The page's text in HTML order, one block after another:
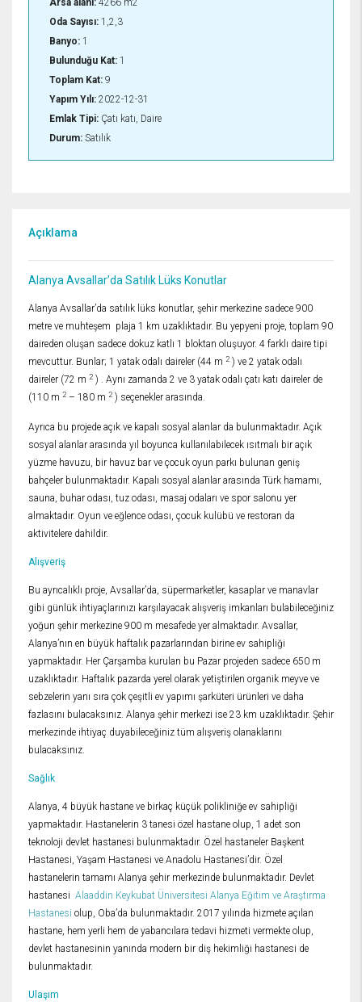
Arsa alanı: 4266 m2
Oda Sayısı: 1,2,3
Banyo: 1
Bulunduğu Kat: 1
Toplam Kat: 9
Yapım Yılı: 2022-12-31
Emlak Tipi: Çatı katı, Daire
Durum: Satılık
Açıklama
Alanya Avsallar’da Satılık Lüks Konutlar
Alanya Avsallar’da satılık lüks konutlar, şehir merkezine sadece 900
metre ve muhteşem plaja 1 km uzaklıktadır. Bu yepyeni proje, toplam 90
daireden oluşan sadece dokuz katlı 1 bloktan oluşuyor. 4 farklı daire tipi
mevcuttur. Bunlar; 1 yatak odalı daireler (44 m 2 ) ve 2 yatak odalı
daireler (72 m 2 ) . Aynı zamanda 2 ve 3 yatak odalı çatı katı daireler de
(110 m 2 – 180 m 2 ) seçenekler arasında.
Ayrıca bu projede açık ve kapalı sosyal alanlar da bulunmaktadır. Açık
sosyal alanlar arasında yıl boyunca kullanılabilecek ısıtmalı bir açık
yüzme havuzu, bir havuz bar ve çocuk oyun parkı bulunan geniş
bahçeler bulunmaktadır. Kapalı sosyal alanlar arasında Türk hamamı,
sauna, buhar odası, tuz odası, masaj odaları ve spor salonu yer
almaktadır. Oyun ve eğlence odası, çocuk kulübü ve restoran da
aktivitelere dahildir.
Alışveriş
Bu ayrıcalıklı proje, Avsallar’da, süpermarketler, kasaplar ve manavlar
gibi günlük ihtiyaçlarınızı karşılayacak alışveriş imkanları bulabileceğiniz
yoğun şehir merkezine 900 m mesafede yer almaktadır. Avsallar,
Alanya’nın en büyük haftalık pazarlarından birine ev sahipliği
yapmaktadır. Her Çarşamba kurulan bu Pazar projeden sadece 650 m
uzaklıktadır. Haftalık pazarda yerel olarak yetiştirilen organik meyve ve
sebzelerin yanı sıra çok çeşitli ev yapımı şarküteri ürünleri ve daha
fazlasını bulacaksınız. Alanya şehir merkezi ise 23 km uzaklıktadır. Şehir
merkezinde ihtiyaç duyabileceğiniz tüm alışveriş olanaklarını
bulacaksınız.
Sağlık
Alanya, 4 büyük hastane ve birkaç küçük polikliniğe ev sahipliği
yapmaktadır. Hastanelerin 3 tanesi özel hastane olup, 1 adet son
teknoloji devlet hastanesi bulunmaktadır. Özel hastaneler Başkent
Hastanesi, Yaşam Hastanesi ve Anadolu Hastanesi’dir. Özel
hastanelerin tamamı Alanya şehir merkezinde bulunmaktadır. Devlet
hastanesi Alaaddin Keykubat Üniversitesi Alanya Eğitim ve Araştırma
Hastanesi olup, Oba’da bulunmaktadır. 2017 yılında hizmete açılan
hastane, hem yerli hem de yabancılara tedavi hizmeti vermekte olup,
devlet hastanesinin yanında modern bir diş hekimliği hastanesi de
bulunmaktadır.
Ulaşım